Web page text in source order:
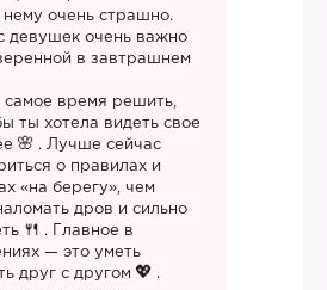
нему очень страшно.
девушек очень важно
в завтрашнем
самое время решить,
ты хотела видеть свое
. Лучше сейчас
о правилах и
«на берегу», чем
дров и сильно
. Главное в
— это уметь
друг с другом
.